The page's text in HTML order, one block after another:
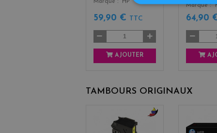
Marque
HP
59,90 € TTC
AJOUTER
Marque
64,90
TAMBOURS ORIGINAUX